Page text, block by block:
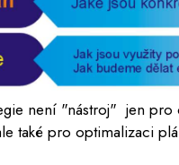
není "nástroj" jen pro
také pro optimalizaci